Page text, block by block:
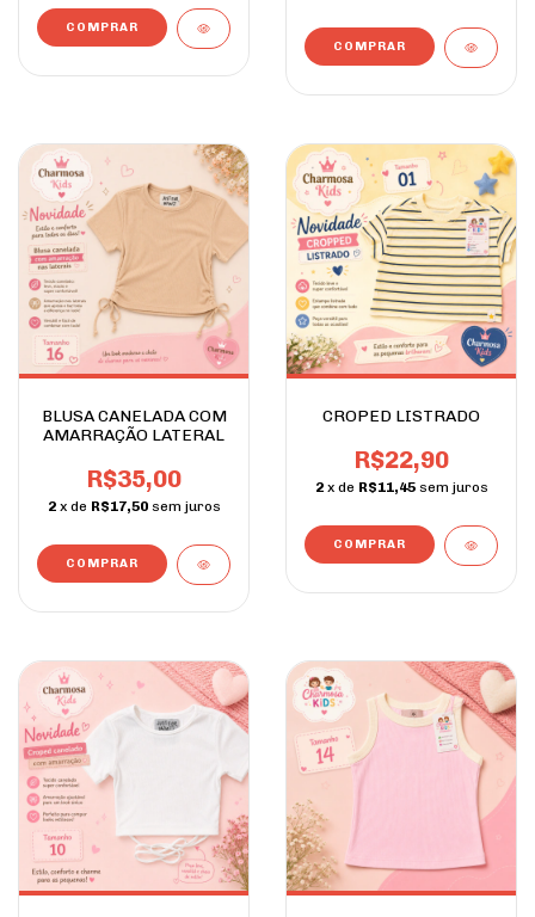
COMPRAR
COMPRAR
BLUSA CANELADA COM
AMARRAÇÃO LATERAL
R$35,00
2 x de R$17,50 sem juros
COMPRAR
CROPED LISTRADO
R$22,90
2 x de R$11,45 sem juros
COMPRAR